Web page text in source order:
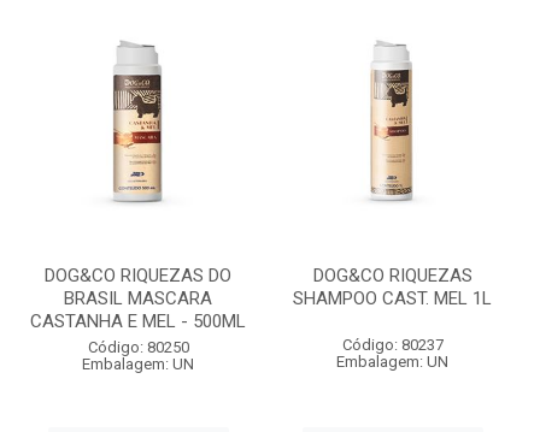
DOG&CO RIQUEZAS DO
BRASIL MASCARA
CASTANHA E MEL - 500ML
Código: 80250
Embalagem: UN
DOG&CO RIQUEZAS
SHAMPOO CAST. MEL 1L
Código: 80237
Embalagem: UN